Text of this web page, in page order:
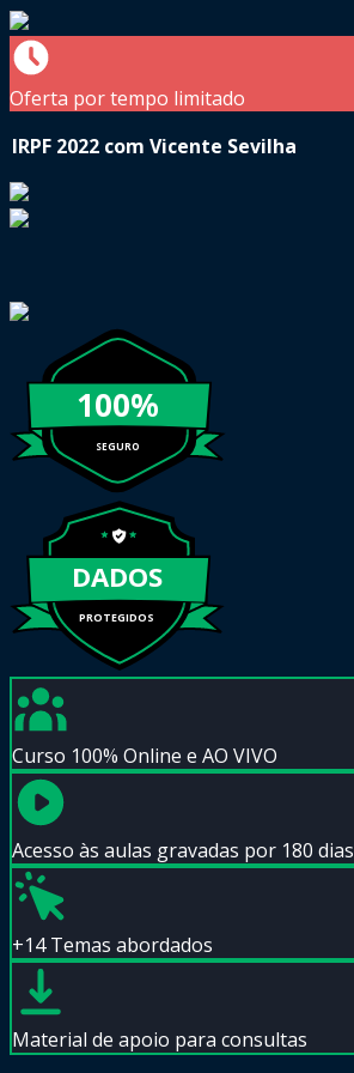
Oferta por tempo limitado
IRPF 2022 com Vicente Sevilha
100%
SEGURO
DADOS
PROTEGIDOS
Curso 100% Online e AO VIVO
Acesso às aulas gravadas por 180 dias
+14 Temas abordados
Material de apoio para consultas